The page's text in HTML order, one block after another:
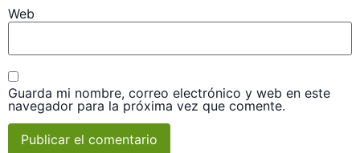
Web
Guarda mi nombre, correo electrónico y web en este
navegador para la próxima vez que comente.